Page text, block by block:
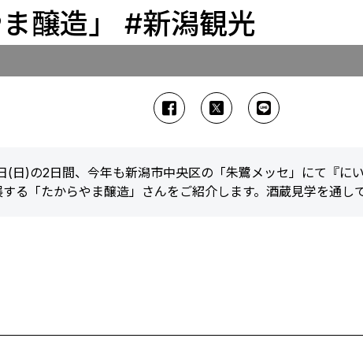
ま醸造」 #新潟観光
日)の2日間、今年も新潟市中央区の「朱鷺メッセ」にて『に
る「たからやま醸造」さんをご紹介します。酒蔵見学を通